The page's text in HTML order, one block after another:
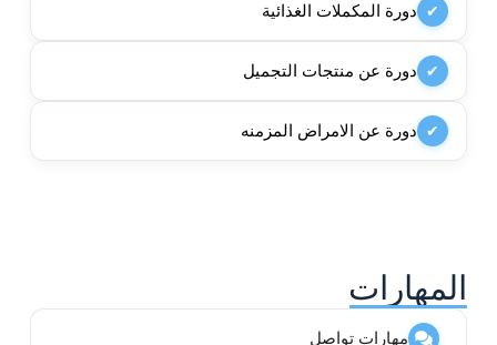
✔ دورة المكملات الغذائية
✔ دورة عن منتجات التجميل
✔ دورة عن الامراض المزمنه
المهارات
مهارات تواصل